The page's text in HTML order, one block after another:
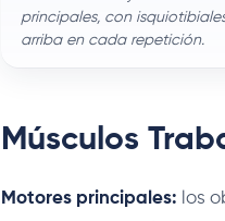
principales, con
arriba en cada repetición.
Músculos
Motores principales: los